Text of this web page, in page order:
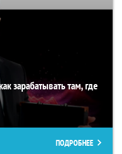
зарабатывать там, где
ПОДРОБНЕЕ